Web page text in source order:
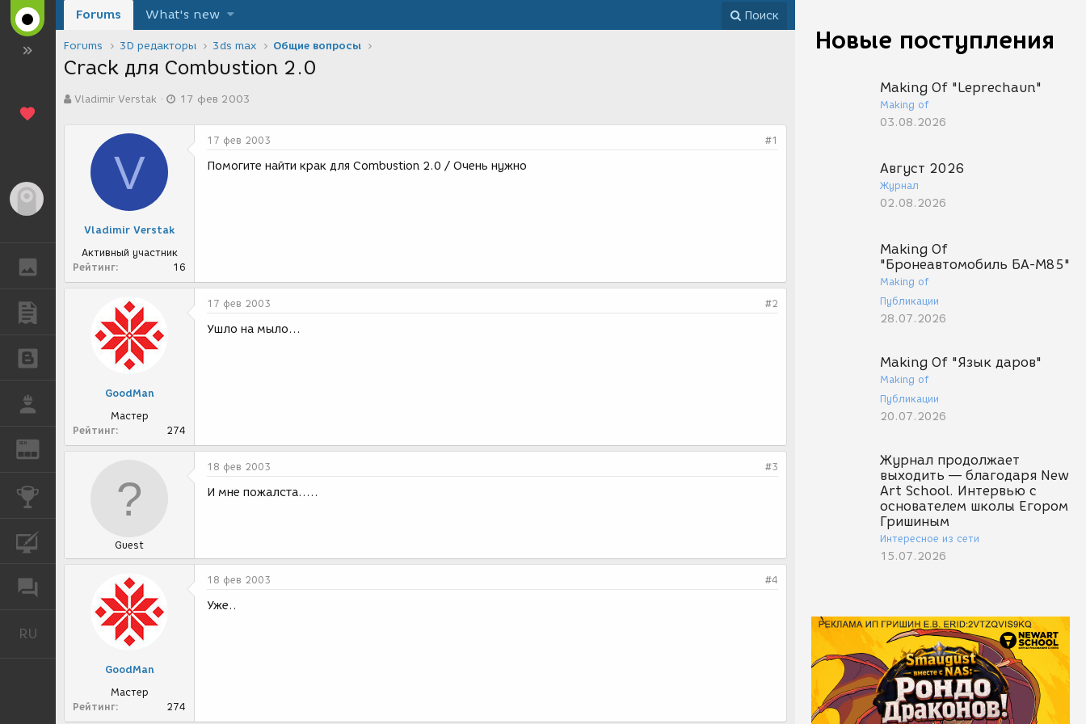
ГАЛЕРЕЯ
ПУБЛИКАЦИИ
REN ЖУРНАЛ
КОНКУРСЫ
RU
Новые поступления
Making Of "Leprechaun"
Making of
03.08.2026
Август 2026
Журнал
02.08.2026
Making Of
"Бронеавтомобиль БА-М85"
Making of
Публикации
28.07.2026
Making Of "Язык даров"
Making of
Публикации
20.07.2026
Журнал продолжает
выходить — благодаря New
Art School. Интервью с
основателем школы Егором
Гришиным
Интересное из сети
15.07.2026
Forums What's new Поиск
Forums 3D редакторы 3ds max Общие вопросы
Crack для Combustion 2.0
в
Vladimir Verstak
а
17 фев 2003
V
Vladimir Verstak
Активный участник
Рейтинг
16
17 фев 2003 #1
Помогите найти крак для Combustion 2.0 / Очень нужно
GoodMan
Мастер
Рейтинг
274
17 фев 2003 #2
Ушло на мыло...
Guest
18 фев 2003 #3
И мне пожалста.....
GoodMan
Мастер
Рейтинг
274
18 фев 2003 #4
Уже..